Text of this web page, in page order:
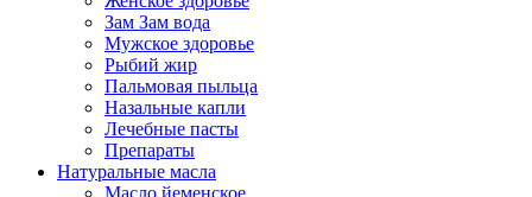
Зам Зам вода
Мужское здоровье
Рыбий жир
Пальмовая пыльца
Назальные капли
Лечебные пасты
Препараты
Натуральные масла
Масло йеменское